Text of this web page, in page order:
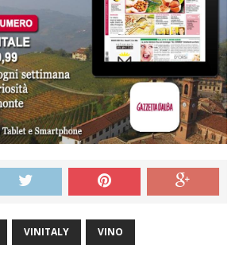
VINITALY VINO